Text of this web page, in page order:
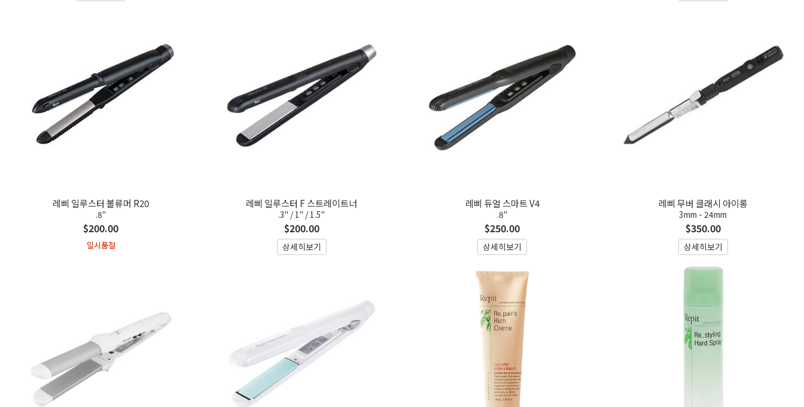
레삐 일루스터 볼류머 R20
.8"
$200.00
일시품절
레삐 일루스터 F 스트레이트너
.3" / 1" / 1.5"
$200.00
상세히보기
레삐 듀얼 스마트 V4
.8"
$250.00
상세히보기
레삐 무버 클래시 아이롱
3mm - 24mm
$350.00
상세히보기